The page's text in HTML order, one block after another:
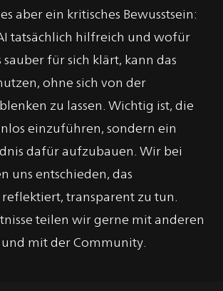
aber ein kritisches Bewusstsein:
tatsächlich hilfreich und wofür
für sich klärt, kann das
ohne sich von der
zu lassen. Wichtig ist, die
einzuführen, sondern ein
dafür aufzubauen. Wir bei
uns entschieden, das
transparent zu tun.
teilen wir gerne mit anderen
mit der Community.